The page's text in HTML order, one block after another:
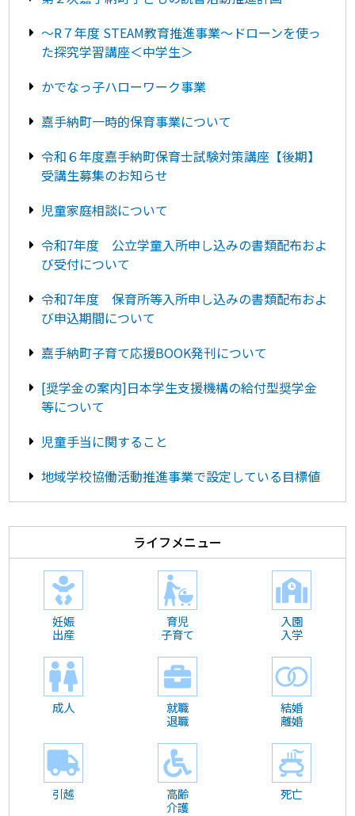
～R７年度 STEAM教育推進事業～ドローンを使っ
た探究学習講座＜中学生＞
かでなっ子ハローワーク事業
嘉手納町一時的保育事業について
令和６年度嘉手納町保育士試験対策講座【後期】
受講生募集のお知らせ
児童家庭相談について
令和7年度 公立学童入所申し込みの書類配布およ
び受付について
令和7年度 保育所等入所申し込みの書類配布およ
び申込期間について
嘉手納町子育て応援BOOK発刊について
[奨学金の案内]日本学生支援機構の給付型奨学金
等について
児童手当に関すること
地域学校協働活動推進事業で設定している目標値
ライフメニュー
妊娠
出産
育児
子育て
入園
入学
成人
就職
退職
結婚
離婚
引越
高齢
介護
死亡